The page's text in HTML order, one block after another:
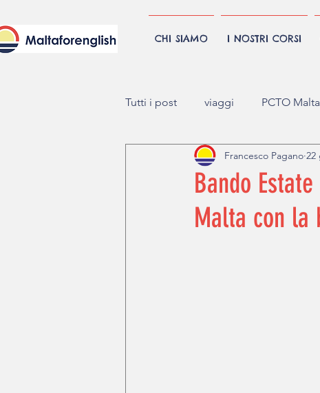
CHI SIAMO I NOSTRI CORSI
Tutti i post viaggi PCTO Malta
Bando
Malta con la
Francesco Pagano 22